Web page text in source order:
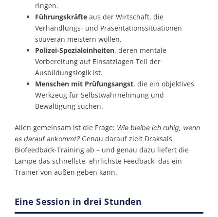
ringen.
Führungskräfteaus der Wirtschaft, die
Verhandlungs- und Präsentationssituationen
souverän meistern wollen.
Polizei-Spezialeinheiten, deren mentale
Vorbereitung auf Einsatzlagen Teil der
Ausbildungslogik ist.
Menschen mit Prüfungsangst, die ein objektives
Werkzeug für Selbstwahrnehmung und
Bewältigung suchen.
Allen gemeinsam ist die Frage: Wie bleibe ich ruhig, wenn
es darauf ankommt?Genau darauf zielt Draksals
Biofeedback-Training ab – und genau dazu liefert die
Lampe das schnellste, ehrlichste Feedback, das ein
Trainer von außen geben kann.
Eine Session in drei Stunden